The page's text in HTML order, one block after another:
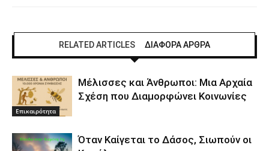
RELATED ARTICLES ΔΙΑΦΟΡΑ ΑΡΘΡΑ
Επικαιρότητα
Μέλισσες και Άνθρωποι: Μια Αρχαία
Σχέση που Διαμορφώνει Κοινωνίες
Όταν Καίγεται το Δάσος, Σιωπούν οι